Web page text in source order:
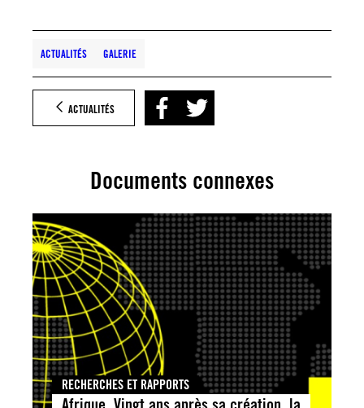
ACTUALITÉS GALERIE
ACTUALITÉS
Documents connexes
RECHERCHES ET RAPPORTS